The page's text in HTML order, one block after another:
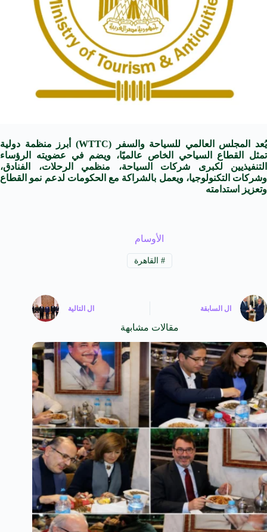
يُعد المجلس العالمي للسياحة والسفر (WTTC) أبرز منظمة دولية
تمثل القطاع السياحي الخاص عالميًا، ويضم في عضويته الرؤساء
التنفيذيين لكبرى شركات السياحة، منظمي الرحلات، الفنادق،
وشركات التكنولوجيا، ويعمل بالشراكة مع الحكومات لدعم نمو القطاع
وتعزيز استدامته
الأوسام
# القاهرة
ال السابقة ال التالية
مقالات مشابهة